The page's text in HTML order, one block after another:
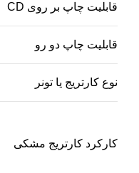
قابلیت چاپ بر روی CD
قابلیت چاپ دو رو
نوع کارتریج یا تونر
کارکرد کارتریج مشکی